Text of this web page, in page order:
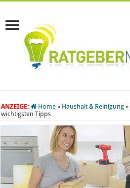
ANZEIGE: Home » Haushalt & Reinigung »
wichtigsten Tipps